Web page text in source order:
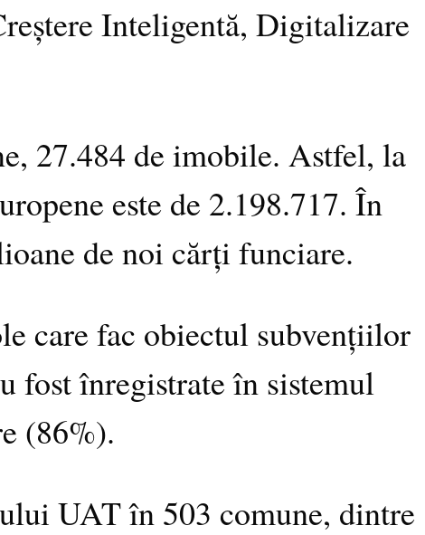
Inteligentă, Digitalizare
27.484 de imobile. Astfel, la
este de 2.198.717. În
de noi cărți funciare.
care fac obiectul subvențiilor
fost înregistrate în sistemul
(86%).
UAT în 503 comune, dintre